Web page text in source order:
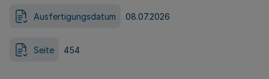
Ausfertigungsdatum 08.07.2026
Seite 454